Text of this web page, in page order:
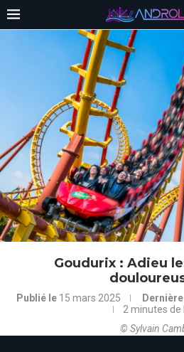
Goudurix : Adieu
Publié le 15 mars 2025
2 minutes de
© Sylvain